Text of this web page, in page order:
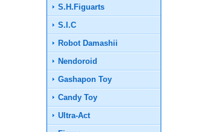
S.H.Figuarts
S.I.C
Robot Damashii
Nendoroid
Gashapon Toy
Candy Toy
Ultra-Act